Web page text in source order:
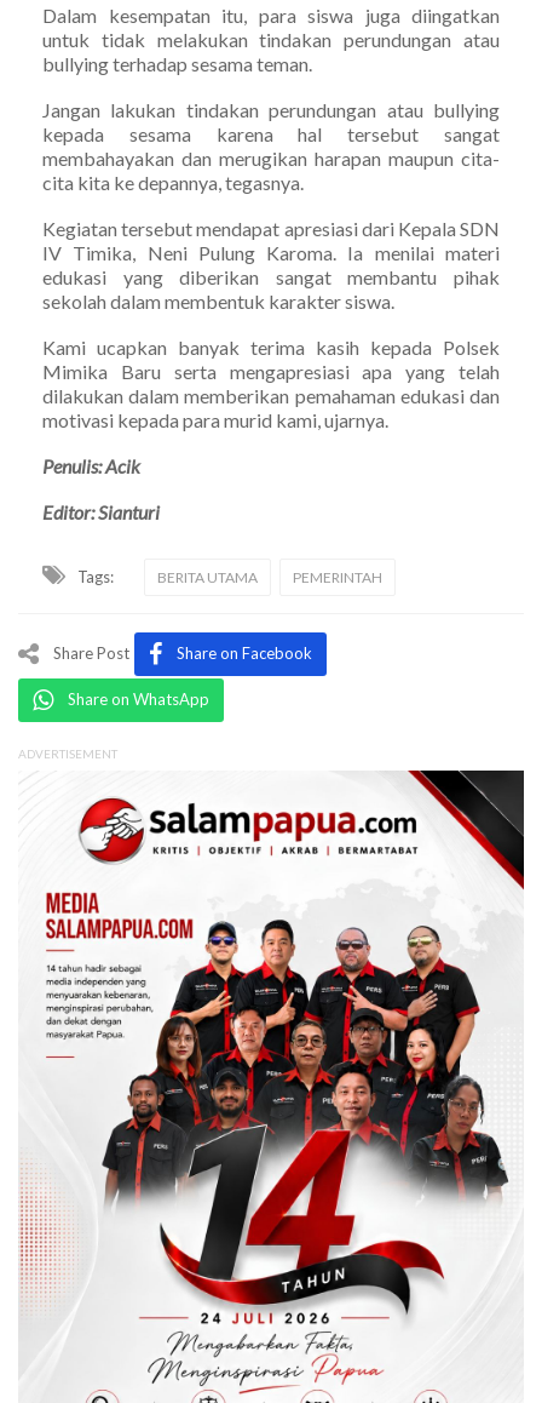
Dalam kesempatan itu, para siswa juga diingatkan
untuk tidak melakukan tindakan perundungan atau
bullying terhadap sesama teman.
Jangan lakukan tindakan perundungan atau bullying
kepada sesama karena hal tersebut sangat
membahayakan dan merugikan harapan maupun cita-
cita kita ke depannya, tegasnya.
Kegiatan tersebut mendapat apresiasi dari Kepala SDN
IV Timika, Neni Pulung Karoma. Ia menilai materi
edukasi yang diberikan sangat membantu pihak
sekolah dalam membentuk karakter siswa.
Kami ucapkan banyak terima kasih kepada Polsek
Mimika Baru serta mengapresiasi apa yang telah
dilakukan dalam memberikan pemahaman edukasi dan
motivasi kepada para murid kami, ujarnya.
Penulis: Acik
Editor: Sianturi
Tags: BERITA UTAMA PEMERINTAH
Share Post Share on Facebook
Share on WhatsApp
ADVERTISEMENT